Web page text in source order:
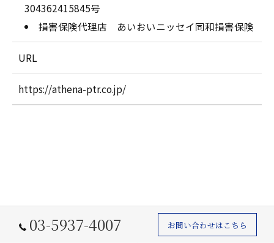
304362415845号
損害保険代理店 あいおいニッセイ同和損害保険
URL
https://athena-ptr.co.jp/
03-5937-4007 お問い合わせはこちら